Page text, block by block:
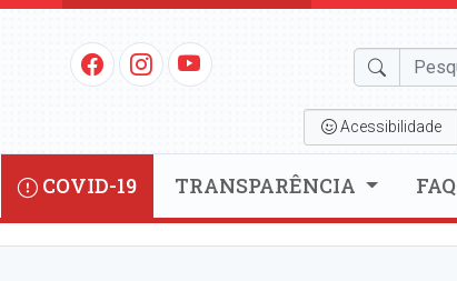
Acessibilidade
COVID-19 TRANSPARÊNCIA FAQ